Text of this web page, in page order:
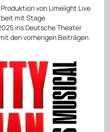
von Limelight Live
mit Stage
ins Deutsche Theater
den vorherigen Beiträgen